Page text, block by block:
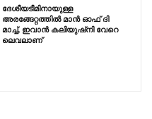
ദേശീയടീമിനായുള്ള
അരങ്ങേറ്റത്തിൽ മാൻ ഓഫ് ദി
മാച്ച്, ഇവാൻ കലിയുഷ്‌നി വേറെ
ലെവലാണ്